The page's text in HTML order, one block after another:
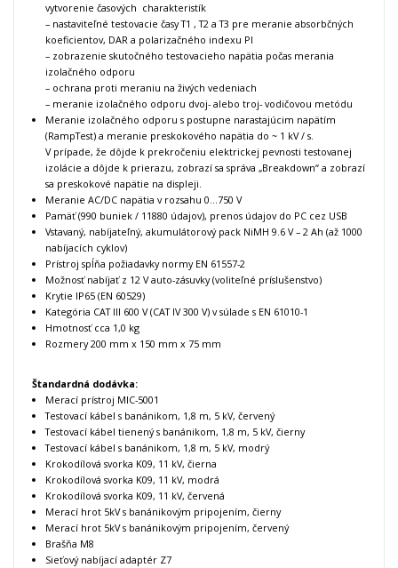
vytvorenie časových charakteristík
– nastaviteľné testovacie časy T1 , T2 a T3 pre meranie absorbčných
koeficientov, DAR a polarizačného indexu PI
– zobrazenie skutočného testovacieho napätia počas merania
izolačného odporu
– ochrana proti meraniu na živých vedeniach
– meranie izolačného odporu dvoj- alebo troj- vodičovou metódu
Meranie izolačného odporu s postupne narastajúcim napätím
(RampTest) a meranie preskokového napätia do ~ 1 kV / s.
V prípade, že dôjde k prekročeniu elektrickej pevnosti testovanej
izolácie a dôjde k prierazu, zobrazí sa správa „Breakdown“ a zobrazí
sa preskokové napätie na displeji.
Meranie AC/DC napätia v rozsahu 0…750 V
Pamäť (990 buniek / 11880 údajov), prenos údajov do PC cez USB
Vstavaný, nabíjateľný, akumulátorový pack NiMH 9.6 V – 2 Ah (až 1000
nabíjacích cyklov)
Prístroj spĺňa požiadavky normy EN 61557-2
Možnosť nabíjať z 12 V auto-zásuvky (voliteľné príslušenstvo)
Krytie IP65 (EN 60529)
Kategória CAT III 600 V (CAT IV 300 V) v súlade s EN 61010-1
Hmotnosť cca 1,0 kg
Rozmery 200 mm x 150 mm x 75 mm
Štandardná dodávka:
Merací prístroj MIC-5001
Testovací kábel s banánikom, 1,8 m, 5 kV, červený
Testovací kábel tienený s banánikom, 1,8 m, 5 kV, čierny
Testovací kábel s banánikom, 1,8 m, 5 kV, modrý
Krokodílová svorka K09, 11 kV, čierna
Krokodílová svorka K09, 11 kV, modrá
Krokodílová svorka K09, 11 kV, červená
Merací hrot 5kV s banánikovým pripojením, čierny
Merací hrot 5kV s banánikovým pripojením, červený
Brašňa M8
Sieťový nabíjací adaptér Z7